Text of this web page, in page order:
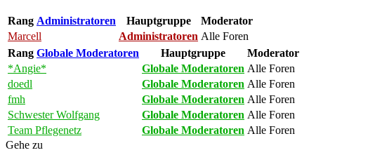
Rang Administratoren Hauptgruppe
Moderator
Marcell
Administratoren Alle Foren
Rang Globale Moderatoren Hauptgruppe
Moderator
*Angie*
Globale Moderatoren Alle Foren
doedl
Globale Moderatoren Alle Foren
fmh
Globale Moderatoren Alle Foren
Schwester Wolfgang
Globale Moderatoren Alle Foren
Team Pflegenetz
Globale Moderatoren Alle Foren
Gehe zu